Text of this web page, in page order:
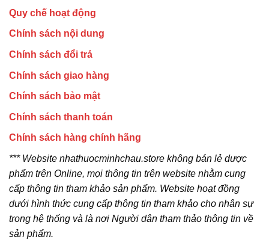
Quy chế hoạt động
Chính sách nội dung
Chính sách đổi trả
Chính sách giao hàng
Chính sách bảo mật
Chính sách thanh toán
Chính sách hàng chính hãng
*** Website nhathuocminhchau.store không bán lẻ dược
phẩm trên Online, mọi thông tin trên website nhằm cung
cấp thông tin tham khảo sản phẩm. Website hoạt đồng
dưới hình thức cung cấp thông tin tham khảo cho nhân sự
trong hệ thống và là nơi Người dân tham thảo thông tin về
sản phẩm.